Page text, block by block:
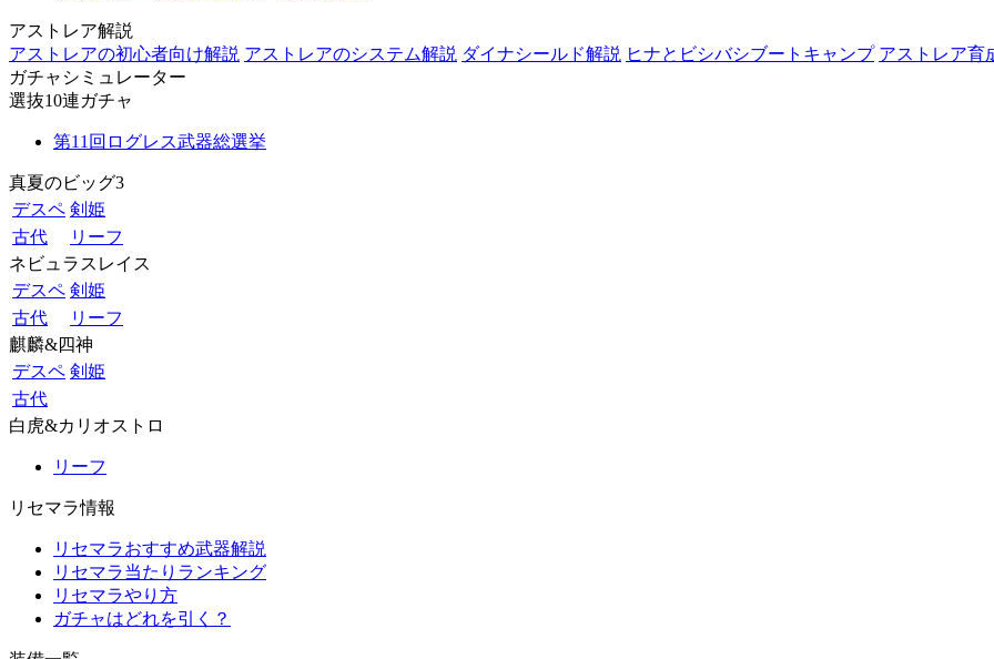
アストレア解説
アストレアの初心者向け解説 アストレアのシステム解説 ダイナシールド解説 ヒナとビシバシブートキャンプ アストレア育
ガチャシミュレーター
選抜10連ガチャ
第11回ログレス武器総選挙
真夏のビッグ3
デスペ 剣姫
古代
リーフ
ネビュラスレイス
デスペ 剣姫
古代
リーフ
麒麟&四神
デスペ 剣姫
古代
白虎&カリオストロ
リーフ
リセマラ情報
リセマラおすすめ武器解説
リセマラ当たりランキング
リセマラやり方
ガチャはどれを引く？